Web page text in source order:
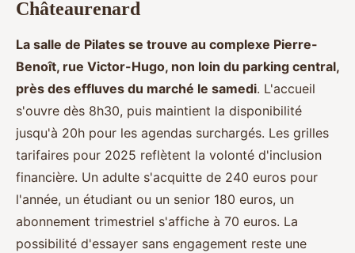
Châteaurenard
La salle de Pilates se trouve au complexe Pierre-
Benoît, rue Victor-Hugo, non loin du parking central,
près des effluves du marché le samedi. L'accueil
s'ouvre dès 8h30, puis maintient la disponibilité
jusqu'à 20h pour les agendas surchargés. Les grilles
tarifaires pour 2025 reflètent la volonté d'inclusion
financière. Un adulte s'acquitte de 240 euros pour
l'année, un étudiant ou un senior 180 euros, un
abonnement trimestriel s'affiche à 70 euros. La
possibilité d'essayer sans engagement reste une